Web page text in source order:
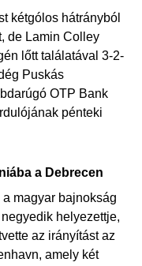
kétgólos hátrányból
de Lamin Colley
lőtt találatával 3-2-
Puskás
OTP Bank
pénteki
a Debrecen
magyar bajnokság
helyezettje,
az irányítást az
amely két